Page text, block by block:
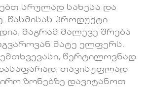
სრულად სახესა და
წასმისას პროდუქტი
მაგრამ მალევე შრება
მატე ელფერს.
წერტილოვნად
თავისუფლად
ზონებზე დავიტანოთ